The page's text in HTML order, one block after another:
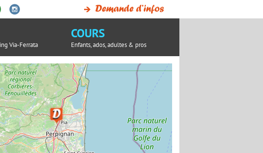
Via-Ferrata
COURS
Enfants, ados, adultes & pros